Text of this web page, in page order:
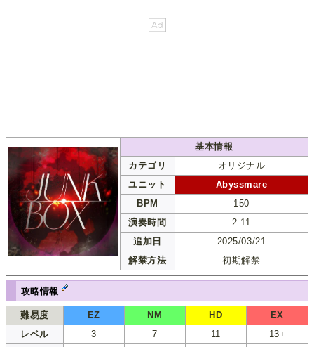
基本情報
カテゴリ
オリジナル
ユニット
Abyssmare
BPM
150
演奏時間
2:11
追加日
2025/03/21
解禁方法
初期解禁
攻略情報
難易度 EZ NM HD
EX
レベル
3 7 11
13+